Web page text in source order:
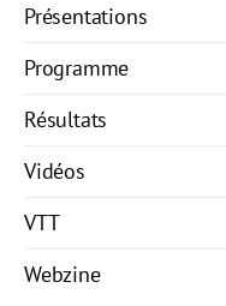
Présentations
Programme
Résultats
Vidéos
VTT
Webzine